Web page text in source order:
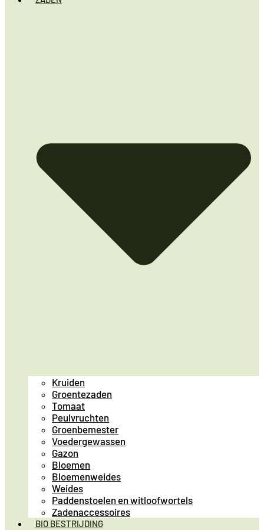
Kruiden
Groentezaden
Tomaat
Peulvruchten
Groenbemester
Voedergewassen
Gazon
Bloemen
Bloemenweides
Weides
Paddenstoelen en witloofwortels
Zadenaccessoires
BIO BESTRIJDING